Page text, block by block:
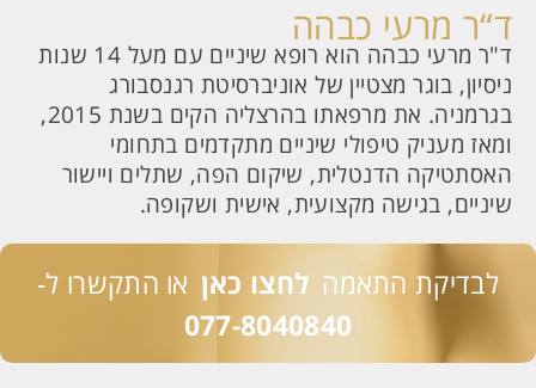
ד“ר מרעי כבהה
ד"ר מרעי כבהה הוא רופא שיניים עם מעל 14 שנות
ניסיון, בוגר מצטיין של אוניברסיטת רגנסבורג
בגרמניה. את מרפאתו בהרצליה הקים בשנת 2015,
ומאז מעניק טיפולי שיניים מתקדמים בתחומי
האסתטיקה הדנטלית, שיקום הפה, שתלים ויישור
שיניים, בגישה מקצועית, אישית ושקופה.
לבדיקת התאמה לחצו כאן או התקשרו ל-
077-8040840